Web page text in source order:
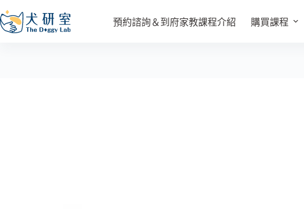
沃比搖擺球2.0
NT$ 590 選擇規格預約諮詢＆到府家教課程介紹 購買課程